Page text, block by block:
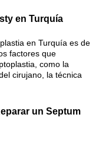
en Turquía
en Turquía es de
factores que
como la
cirujano, la técnica
un Septum